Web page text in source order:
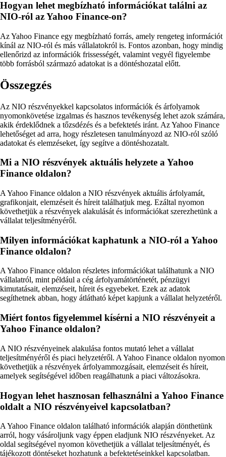
Hogyan lehet megbízható információkat találni az
NIO-ról az Yahoo Finance-on?
Az Yahoo Finance egy megbízható forrás, amely rengeteg információt
kínál az NIO-ról és más vállalatokról is. Fontos azonban, hogy mindig
ellenőrizd az információk frissességét, valamint vegyél figyelembe
több forrásból származó adatokat is a döntéshozatal előtt.
Összegzés
Az NIO részvényekkel kapcsolatos információk és árfolyamok
nyomonkövetése izgalmas és hasznos tevékenység lehet azok számára,
akik érdeklődnek a tőzsdézés és a befektetés iránt. Az Yahoo Finance
lehetőséget ad arra, hogy részletesen tanulmányozd az NIO-ról szóló
adatokat és elemzéseket, így segítve a döntéshozatalt.
Mi a NIO részvények aktuális helyzete a Yahoo
Finance oldalon?
A Yahoo Finance oldalon a NIO részvények aktuális árfolyamát,
grafikonjait, elemzéseit és híreit találhatjuk meg. Ezáltal nyomon
követhetjük a részvények alakulását és információkat szerezhetünk a
vállalat teljesítményéről.
Milyen információkat kaphatunk a NIO-ról a Yahoo
Finance oldalon?
A Yahoo Finance oldalon részletes információkat találhatunk a NIO
vállalatról, mint például a cég árfolyamátörténetét, pénzügyi
kimutatásait, elemzéseit, híreit és egyebeket. Ezek az adatok
segíthetnek abban, hogy átlátható képet kapjunk a vállalat helyzetéről.
Miért fontos figyelemmel kísérni a NIO részvényeit a
Yahoo Finance oldalon?
A NIO részvényeinek alakulása fontos mutató lehet a vállalat
teljesítményéről és piaci helyzetéről. A Yahoo Finance oldalon nyomon
követhetjük a részvények árfolyammozgásait, elemzéseit és híreit,
amelyek segítségével időben reagálhatunk a piaci változásokra.
Hogyan lehet hasznosan felhasználni a Yahoo Finance
oldalt a NIO részvényeivel kapcsolatban?
A Yahoo Finance oldalon található információk alapján dönthetünk
arról, hogy vásároljunk vagy éppen eladjunk NIO részvényeket. Az
oldal segítségével nyomon követhetjük a vállalat teljesítményét, és
tájékozott döntéseket hozhatunk a befektetéseinkkel kapcsolatban.